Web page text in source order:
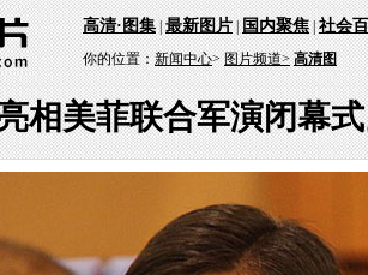
高清·图集|最新图片|国内聚焦|社会
你的位置：新闻中心>图片频道> 高清图
相美菲联合军演闭幕式